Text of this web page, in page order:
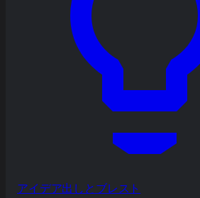
アイデア出しとブレスト